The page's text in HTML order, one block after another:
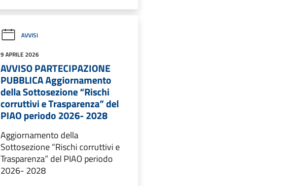
AVVISI
9 APRILE 2026
AVVISO PARTECIPAZIONE
PUBBLICA Aggiornamento
della Sottosezione “Rischi
corruttivi e Trasparenza” del
PIAO periodo 2026- 2028
Aggiornamento della
Sottosezione “Rischi corruttivi e
Trasparenza” del PIAO periodo
2026- 2028